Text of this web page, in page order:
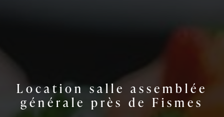
Location salle assemblée
générale près de Fismes